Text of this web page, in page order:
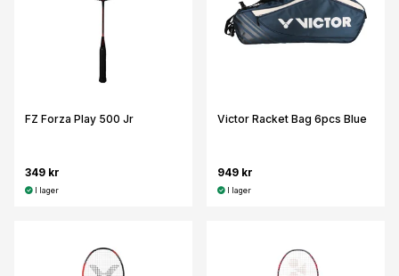
FZ Forza Play 500 Jr
349 kr
I lager
Victor Racket Bag 6pcs Blue
949 kr
I lager